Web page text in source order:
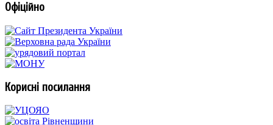
Офіційно
Корисні посилання